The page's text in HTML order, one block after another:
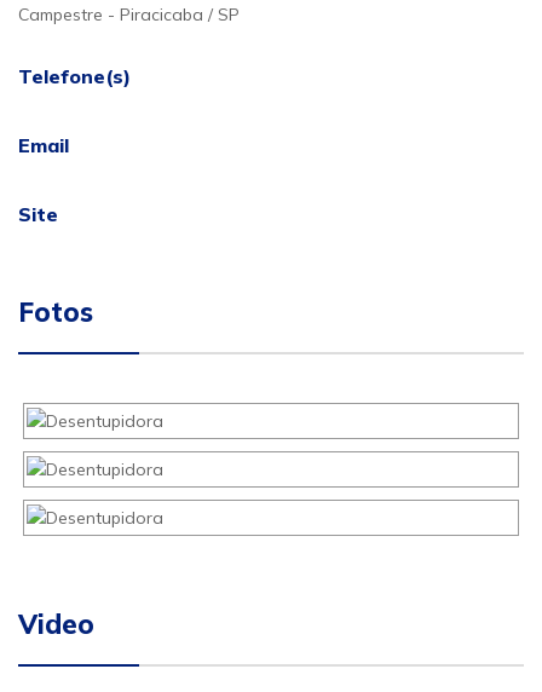
Campestre - Piracicaba / SP
Telefone(s)
Email
Site
Fotos
Video